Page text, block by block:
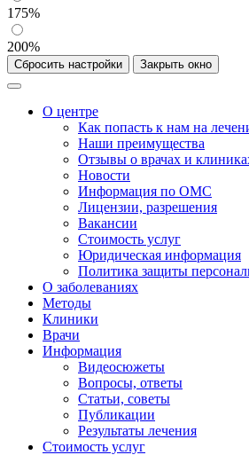
175%
200%
Сбросить настройки Закрыть окно
О центре
Как попасть к нам на
Наши преимущества
Отзывы о врачах и
Новости
Информация по ОМС
Лицензии, разрешения
Вакансии
Стоимость услуг
Юридическая информация
Политика защиты
О заболеваниях
Методы
Клиники
Врачи
Информация
Видеосюжеты
Вопросы, ответы
Статьи, советы
Публикации
Результаты лечения
Стоимость услуг